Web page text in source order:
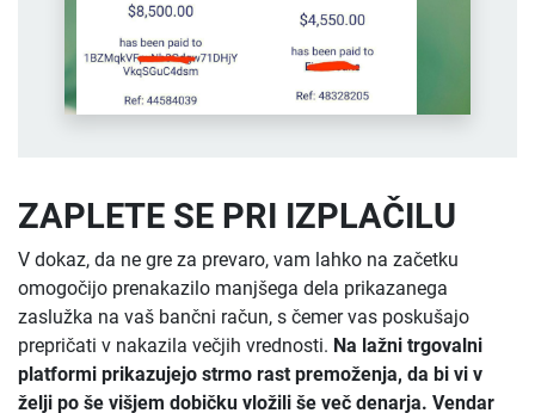
ZAPLETE SE PRI IZPLAČILU
V dokaz, da ne gre za prevaro, vam lahko na začetku
omogočijo prenakazilo manjšega dela prikazanega
zaslužka na vaš bančni račun, s čemer vas poskušajo
prepričati v nakazila večjih vrednosti. Na lažni trgovalni
platformi prikazujejo strmo rast premoženja, da bi vi v
želji po še višjem dobičku vložili še več denarja. Vendar